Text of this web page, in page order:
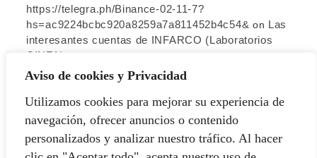
Aviso de cookies y Privacidad
Utilizamos cookies para mejorar su experiencia de
navegación, ofrecer anuncios o contenido
personalizados y analizar nuestro tráfico. Al hacer
https://telegra.ph/Binance-02-11-7?
hs=ac9224bcbc920a8259a7a811452b4c54& on Las
interesantes cuentas de INFARCO (Laboratorios
CINFA)
ARCHIVO
Archivo